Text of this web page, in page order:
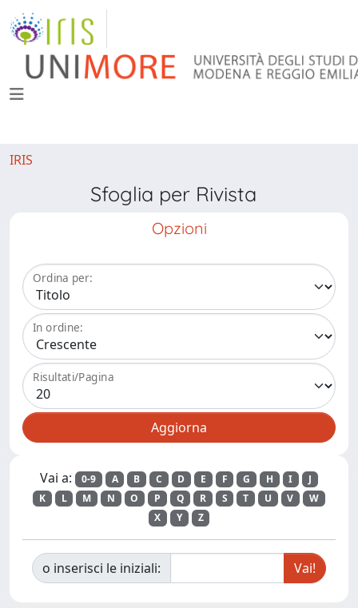
IRIS
Sfoglia per Rivista
Opzioni
Ordina per:
In ordine:
Risultati/Pagina
Vai a: 0-9 A B C D E F G H I
J
K
L M N O P Q R S T U V
W
X
Y Z
o inserisci le iniziali: